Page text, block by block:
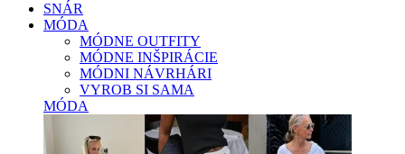
SNÁR
MÓDA
MÓDNE OUTFITY
MÓDNE INŠPIRÁCIE
MÓDNI NÁVRHÁRI
VYROB SI SAMA
MÓDA